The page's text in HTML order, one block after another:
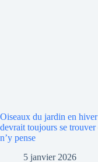
Oiseaux du jardin en
devrait toujours se
n’y pense
5 janvier 2026